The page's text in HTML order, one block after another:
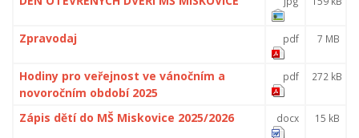
Zpravodaj pdf 7 MB
Hodiny pro veřejnost ve vánočním a
novoročním období 2025
pdf 272 kB
Zápis dětí do MŠ Miskovice 2025/2026 docx 15 kB